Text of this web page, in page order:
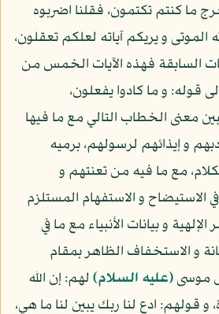
ما كنتم تكتمون، فقلنا اضربوه
و يريكم آياته لعلكم تعقلون،
السابقة فهذه الآيات الخمس من
قوله: و ما كادوا يفعلون،
معنى الخطاب التالي مع ما فيها
و إيذائهم لرسولهم، برميه
مع ما فيه من تعنتهم و
و الاستفهام المستلزم
الإلهية و بيانات الأنبياء مع ما في
و الاستخفاف الظاهر بمقام
موسى(عليه السلام)لهم: إن الله
و قولهم: ادع لنا ربك يبين لنا ما هي،